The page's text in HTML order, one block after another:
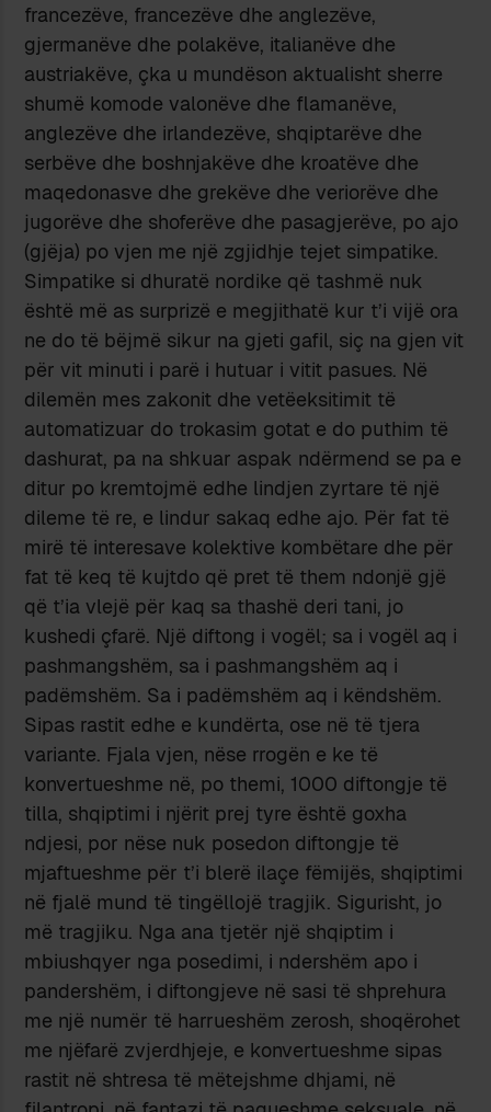
francezëve, francezëve dhe anglezëve,
gjermanëve dhe polakëve, italianëve dhe
austriakëve, çka u mundëson aktualisht sherre
shumë komode valonëve dhe flamanëve,
anglezëve dhe irlandezëve, shqiptarëve dhe
serbëve dhe boshnjakëve dhe kroatëve dhe
maqedonasve dhe grekëve dhe veriorëve dhe
jugorëve dhe shoferëve dhe pasagjerëve, po ajo
(gjëja) po vjen me një zgjidhje tejet simpatike.
Simpatike si dhuratë nordike që tashmë nuk
është më as surprizë e megjithatë kur t’i vijë ora
ne do të bëjmë sikur na gjeti gafil, siç na gjen vit
për vit minuti i parë i hutuar i vitit pasues. Në
dilemën mes zakonit dhe vetëeksitimit të
automatizuar do trokasim gotat e do puthim të
dashurat, pa na shkuar aspak ndërmend se pa e
ditur po kremtojmë edhe lindjen zyrtare të një
dileme të re, e lindur sakaq edhe ajo. Për fat të
mirë të interesave kolektive kombëtare dhe për
fat të keq të kujtdo që pret të them ndonjë gjë
që t’ia vlejë për kaq sa thashë deri tani, jo
kushedi çfarë. Një diftong i vogël; sa i vogël aq i
pashmangshëm, sa i pashmangshëm aq i
padëmshëm. Sa i padëmshëm aq i këndshëm.
Sipas rastit edhe e kundërta, ose në të tjera
variante. Fjala vjen, nëse rrogën e ke të
konvertueshme në, po themi, 1000 diftongje të
tilla, shqiptimi i njërit prej tyre është goxha
ndjesi, por nëse nuk posedon diftongje të
mjaftueshme për t’i blerë ilaçe fëmijës, shqiptimi
në fjalë mund të tingëllojë tragjik. Sigurisht, jo
më tragjiku. Nga ana tjetër një shqiptim i
mbiushqyer nga posedimi, i ndershëm apo i
pandershëm, i diftongjeve në sasi të shprehura
me një numër të harrueshëm zerosh, shoqërohet
me njëfarë zvjerdhjeje, e konvertueshme sipas
rastit në shtresa të mëtejshme dhjami, në